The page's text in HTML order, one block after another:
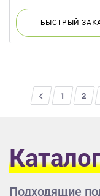
БЫСТРЫЙ
1 2
Подходящие